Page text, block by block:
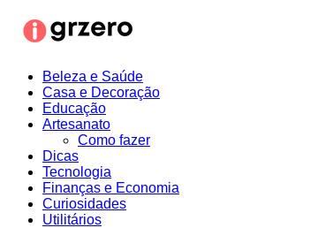
para
Beleza e Saúde
Casa e Decoração
Educação
Artesanato
Como fazer
Dicas
Tecnologia
Finanças e Economia
Curiosidades
Utilitários